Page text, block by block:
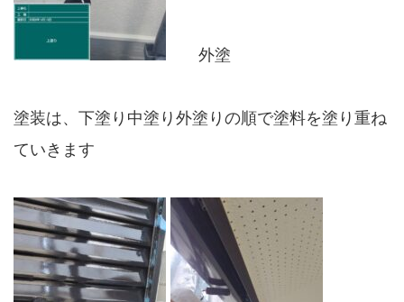
外塗
塗装は、下塗り中塗り外塗りの順で塗料を塗り重ね
ていきます